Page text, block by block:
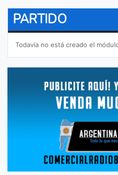
PARTIDO
Todavía no está creado el